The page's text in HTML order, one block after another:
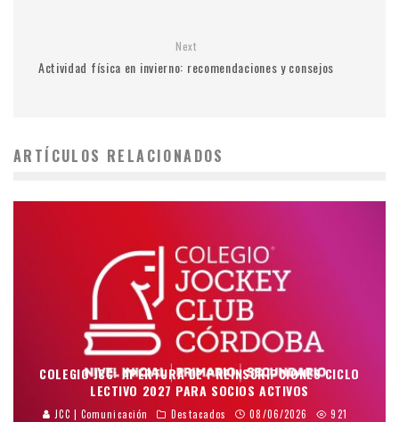
Next
Actividad física en invierno: recomendaciones y consejos
ARTÍCULOS RELACIONADOS
COLEGIO JCC: APERTURA DE PREINSCRIPCIONES CICLO
LECTIVO 2027 PARA SOCIOS ACTIVOS
JCC | Comunicación Destacados 08/06/2026 921